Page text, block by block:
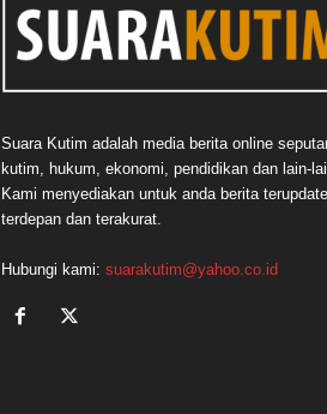
Suara Kutim adalah media berita online
kutim, hukum, ekonomi, pendidikan dan lain-
Kami menyediakan untuk anda berita
terdepan dan terakurat.
Hubungi kami: suarakutim@yahoo.co.id